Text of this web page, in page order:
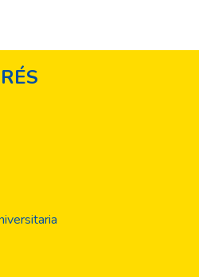
sp, depreda diariamente en
larvas de “culícidos”. En la
4, pupa y adulto, vivieron 3.6,
días respectivamente. Los
vegetación principalmente